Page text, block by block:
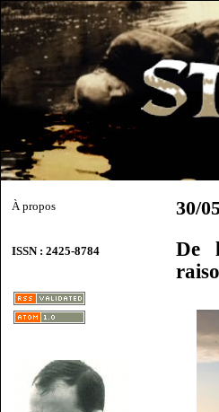
À propos
ISSN : 2425-8784
30/
De